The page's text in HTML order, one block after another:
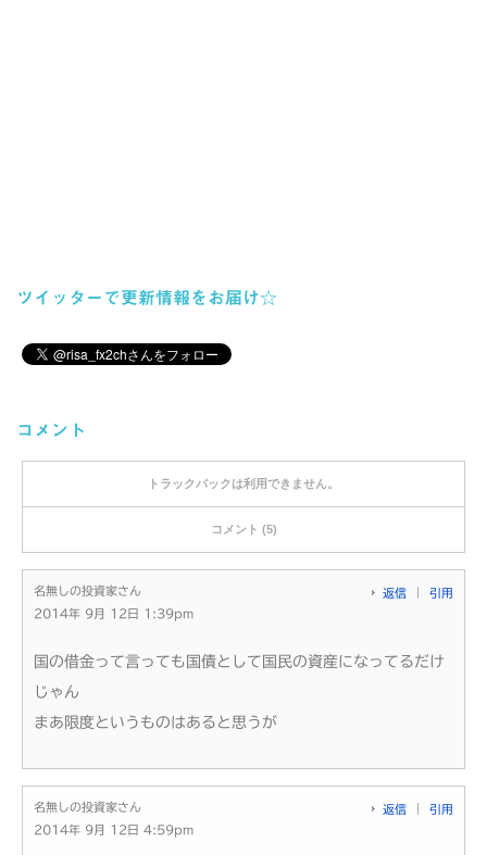
ツイッターで更新情報をお届け☆
コメント
トラックバックは利用できません。
コメント (5)
名無しの投資家さん
2014年 9月 12日 1:39pm
返信 引用
国の借金って言っても国債として国民の資産になってるだけ
じゃん
まあ限度というものはあると思うが
名無しの投資家さん
2014年 9月 12日 4:59pm
返信 引用